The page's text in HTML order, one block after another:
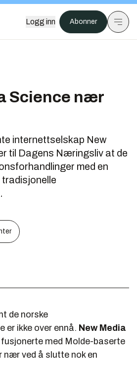
Logg inn Abonner
Science nær
internettselskap New
til Dagens Næringsliv at de
med en
de norske
er ikke over ennå. New Media
med Molde-baserte
nær ved å slutte nok en